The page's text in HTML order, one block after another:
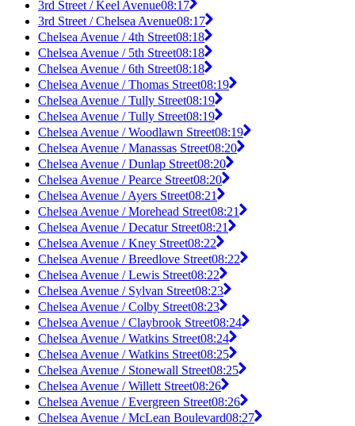
3rd Street / Keel Avenue08:17
3rd Street / Chelsea Avenue08:17
Chelsea Avenue / 4th Street08:18
Chelsea Avenue / 5th Street08:18
Chelsea Avenue / 6th Street08:18
Chelsea Avenue / Thomas Street08:19
Chelsea Avenue / Tully Street08:19
Chelsea Avenue / Tully Street08:19
Chelsea Avenue / Woodlawn Street08:19
Chelsea Avenue / Manassas Street08:20
Chelsea Avenue / Dunlap Street08:20
Chelsea Avenue / Pearce Street08:20
Chelsea Avenue / Ayers Street08:21
Chelsea Avenue / Morehead Street08:21
Chelsea Avenue / Decatur Street08:21
Chelsea Avenue / Kney Street08:22
Chelsea Avenue / Breedlove Street08:22
Chelsea Avenue / Lewis Street08:22
Chelsea Avenue / Sylvan Street08:23
Chelsea Avenue / Colby Street08:23
Chelsea Avenue / Claybrook Street08:24
Chelsea Avenue / Watkins Street08:24
Chelsea Avenue / Watkins Street08:25
Chelsea Avenue / Stonewall Street08:25
Chelsea Avenue / Willett Street08:26
Chelsea Avenue / Evergreen Street08:26
Chelsea Avenue / McLean Boulevard08:27